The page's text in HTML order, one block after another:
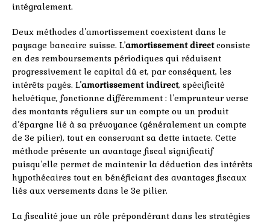
intégralement.
Deux méthodes d’amortissement coexistent dans le
paysage bancaire suisse. L’amortissement directconsiste
en des remboursements périodiques qui réduisent
progressivement le capital dû et, par conséquent, les
intérêts payés. L’amortissement indirect, spécificité
helvétique, fonctionne différemment : l’emprunteur verse
des montants réguliers sur un compte ou un produit
d’épargne lié à sa prévoyance (généralement un compte
de 3e pilier), tout en conservant sa dette intacte. Cette
méthode présente un avantage fiscal significatif
puisqu’elle permet de maintenir la déduction des intérêts
hypothécaires tout en bénéficiant des avantages fiscaux
liés aux versements dans le 3e pilier.
La fiscalité joue un rôle prépondérant dans les stratégies